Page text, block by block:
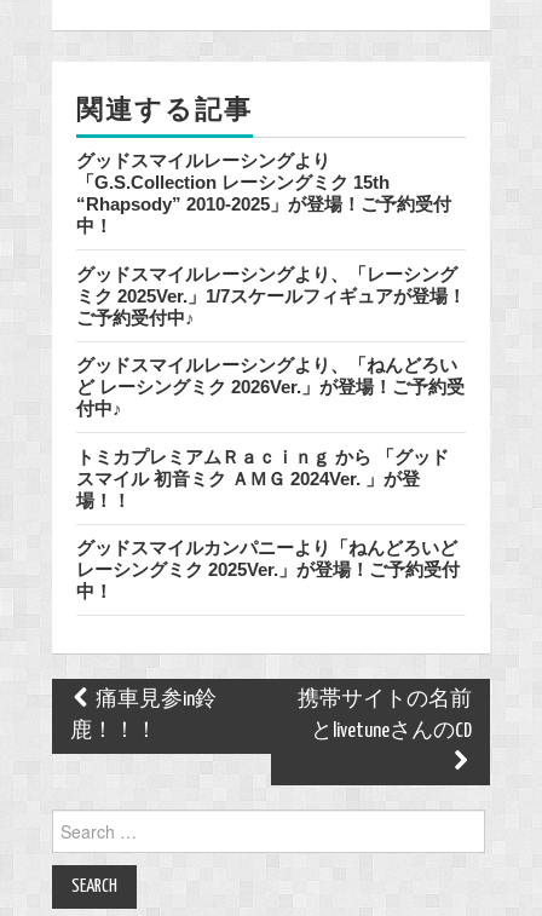
k
関連する記事
グッドスマイルレーシングより
「G.S.Collection レーシングミク 15th
“Rhapsody” 2010-2025」が登場！ご予約受付
中！
グッドスマイルレーシングより、「レーシング
ミク 2025Ver.」1/7スケールフィギュアが登場！
ご予約受付中♪
グッドスマイルレーシングより、「ねんどろい
ど レーシングミク 2026Ver.」が登場！ご予約受
付中♪
トミカプレミアムＲａｃｉｎｇ から 「グッド
スマイル 初音ミク ＡＭＧ 2024Ver. 」が登
場！！
グッドスマイルカンパニーより「ねんどろいど
レーシングミク 2025Ver.」が登場！ご予約受付
中！
Post
navigation
痛車見参in鈴
鹿！！！
携帯サイトの名前
とlivetuneさんのCD
for: